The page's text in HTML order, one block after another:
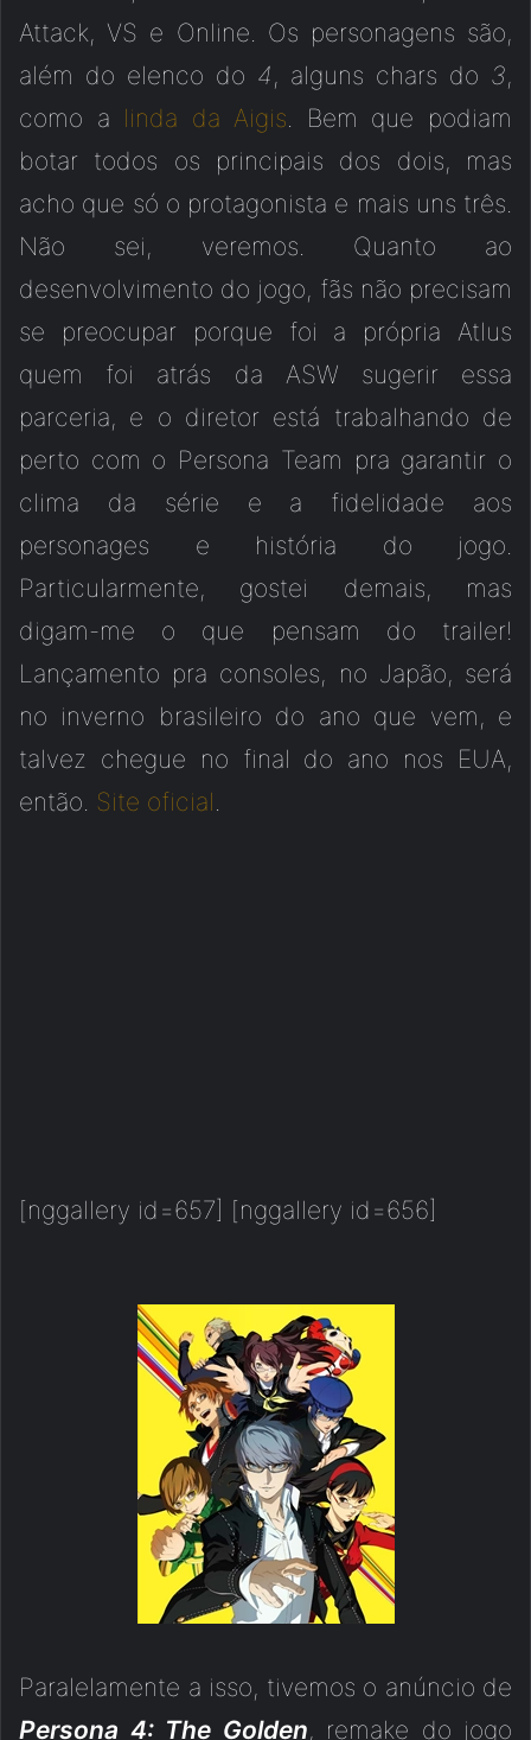
Attack, VS e Online. Os personagens são,
além do elenco do 4, alguns chars do 3,
como a linda da Aigis . Bem que podiam
botar todos os principais dos dois, mas
acho que só o protagonista e mais uns três.
Não sei, veremos. Quanto ao
desenvolvimento do jogo, fãs não precisam
se preocupar porque foi a própria Atlus
quem foi atrás da ASW sugerir essa
parceria, e o diretor está trabalhando de
perto com o Persona Team pra garantir o
clima da série e a fidelidade aos
personages e história do jogo.
Particularmente, gostei demais, mas
digam-me o que pensam do trailer!
Lançamento pra consoles, no Japão, será
no inverno brasileiro do ano que vem, e
talvez chegue no final do ano nos EUA,
então. Site oficial
[nggallery id=657] [nggallery id=656]
Paralelamente a isso, tivemos o anúncio de
Persona 4: The Golden, remake do jogo